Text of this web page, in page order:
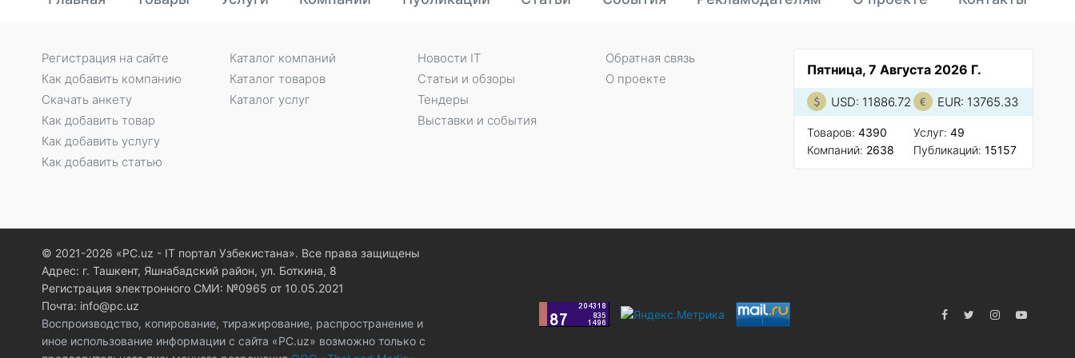
Пятница, 7 Августа 2026 Г.
USD: 11886.72 EUR: 13765.33
Товаров: 4390
Компаний: 2638
Услуг: 49
Публикаций: 15157
Регистрация на сайте
Как добавить компанию
Скачать анкету
Как добавить товар
Как добавить услугу
Как добавить статью
Каталог компаний
Каталог товаров
Каталог услуг
Новости IT
Статьи и обзоры
Тендеры
Выставки и события
Обратная связь
О проекте
© 2021-2026 «PC.uz - IT портал Узбекистана». Все права защищены
Адрес: г. Ташкент, Яшнабадский район, ул. Боткина, 8
Регистрация электронного СМИ: №0965 от 10.05.2021
Почта: info@pc.uz
Воспроизводство, копирование, тиражирование, распространение и
иное использование информации с сайта «PC.uz» возможно только с